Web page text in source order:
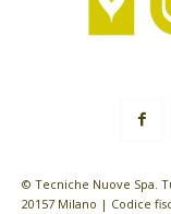
© Tecniche Nuove Spa.
20157 Milano | Codice